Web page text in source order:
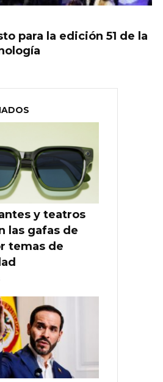
para la edición 51 de la
y teatros
las gafas de
temas de